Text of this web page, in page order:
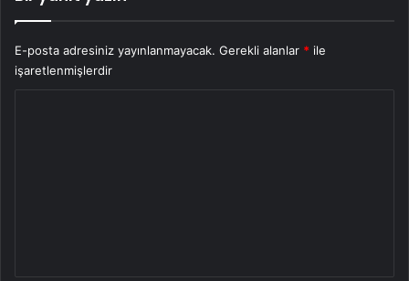
E-posta adresiniz yayınlanmayacak. Gerekli alanlar * ile
işaretlenmişlerdir